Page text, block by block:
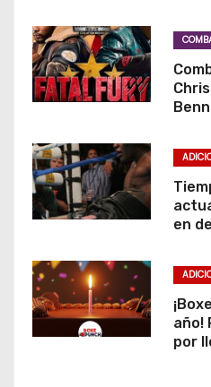
Benn
en
año!
por